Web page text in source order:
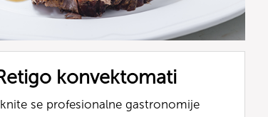
konvektomati
se profesionalne gastronomije